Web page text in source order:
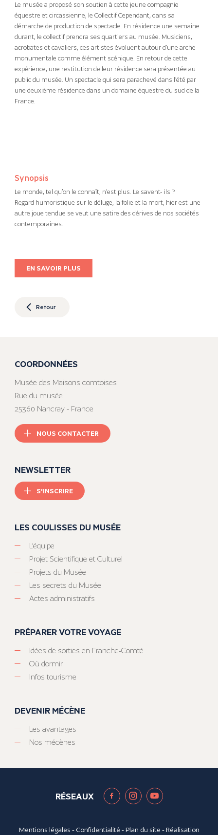
Le musée a proposé son soutien à cette jeune compagnie
équestre et circassienne, le Collectif Cependant, dans sa
démarche de production de spectacle. En résidence une semaine
durant, le collectif prendra ses quartiers au musée. Musiciens,
acrobates et cavaliers, ces artistes évoluent autour d’une arche
monumentale comme élément scénique. En retour de cette
expérience, une restitution de leur résidence sera présentée au
public du musée. Un spectacle qui sera parachevé dans l’été par
une deuxième résidence dans un domaine équestre du sud de la
France.
Synopsis
Le monde, tel qu’on le connaît, n’est plus. Le savent- ils ?
Regard humoristique sur le déluge, la folie et la mort, hier est une
autre joue tendue se veut une satire des dérives de nos sociétés
contemporaines.
EN SAVOIR PLUS
Retour
COORDONNÉES
Musée des Maisons comtoises
Rue du musée
25360 Nancray - France
NOUS CONTACTER
NEWSLETTER
S'INSCRIRE
LES COULISSES DU MUSÉE
L’équipe
Projet Scientifique et Culturel
Projets du Musée
Les secrets du Musée
Actes administratifs
PRÉPARER VOTRE VOYAGE
Idées de sorties en Franche-Comté
Où dormir
Infos tourisme
DEVENIR MÉCÈNE
Les avantages
Nos mécènes
RÉSEAUX
Mentions légales - Confidentialité -Plan du site - Réalisation